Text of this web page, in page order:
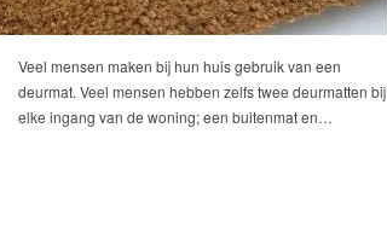
Veel mensen maken bij hun huis gebruik van een
deurmat. Veel mensen hebben zelfs twee deurmatten bij
elke ingang van de woning; een buitenmat en…